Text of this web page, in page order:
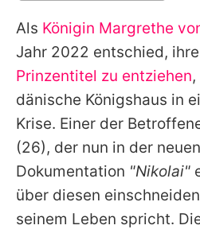
Alle Themen auf
Jobs
App
Team
Redaktionelle
Als Königin Margrethe
Jahr 2022 entschied,
Prinzentitel zu entziehen
dänische Königshaus in
Krise. Einer der
(26), der nun in der
Dokumentation "Nikolai"
über diesen
seinem Leben spricht.